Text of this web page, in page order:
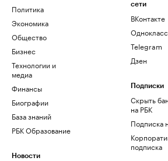
Политика
Экономика
Общество
Бизнес
Технологии и
медиа
Финансы
Биографии
База знаний
РБК Образование
Новости
сети
ВКонтакте
Telegram
Дзен
Подписки
Скрыть
на РБК
Подписка
подписка